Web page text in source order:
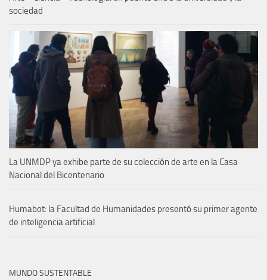
sociedad
La UNMDP ya exhibe parte de su colección de arte en la Casa
Nacional del Bicentenario
Humabot: la Facultad de Humanidades presentó su primer agente
de inteligencia artificial
MUNDO SUSTENTABLE